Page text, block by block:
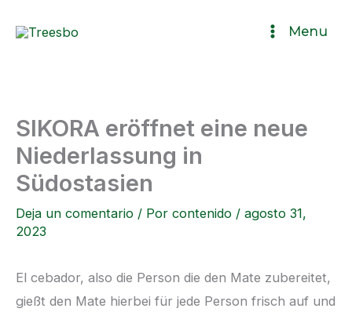
Menu
SIKORA eröffnet eine neue
Niederlassung in
Südostasien
Deja un comentario / Por contenido / agosto 31,
2023
El cebador, also die Person die den Mate zubereitet,
gießt den Mate hierbei für jede Person frisch auf und